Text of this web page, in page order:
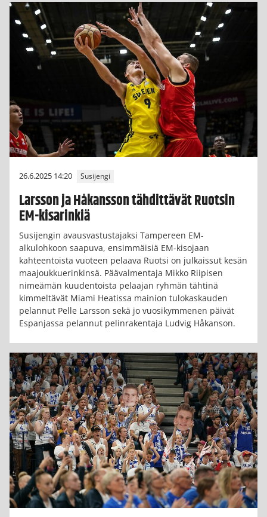
26.6.2025 14:20 Susijengi
Larsson ja Håkansson tähdittävät Ruotsin
EM-kisarinkiä
Susijengin avausvastustajaksi Tampereen EM-
alkulohkoon saapuva, ensimmäisiä EM-kisojaan
kahteentoista vuoteen pelaava Ruotsi on julkaissut kesän
maajoukkuerinkinsä. Päävalmentaja Mikko Riipisen
nimeämän kuudentoista pelaajan ryhmän tähtinä
kimmeltävät Miami Heatissa mainion tulokaskauden
pelannut Pelle Larsson sekä jo vuosikymmenen päivät
Espanjassa pelannut pelinrakentaja Ludvig Håkanson.